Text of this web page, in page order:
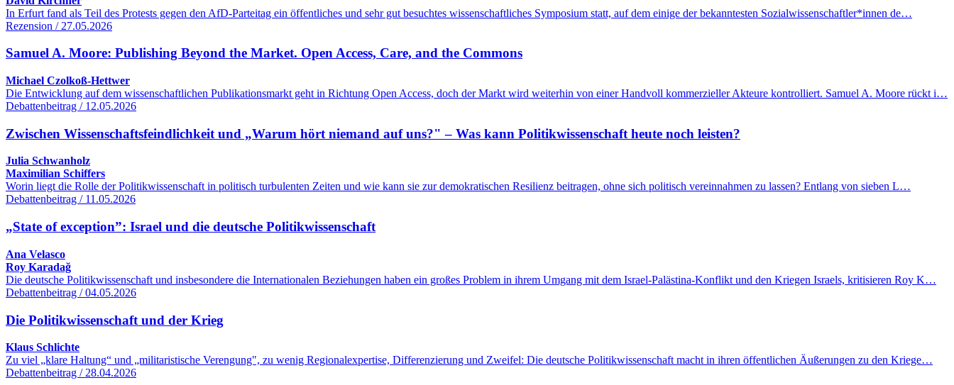
In Erfurt fand als Teil des Protests gegen den AfD-Parteitag ein öffentliches und sehr gut besuchtes wissenschaftliches Symposium statt, auf dem einige der bekanntesten Sozialwissenschaftler*innen de…
Rezension / 27.05.2026
Samuel A. Moore: Publishing Beyond the Market. Open Access, Care, and the Commons
Michael Czolkoß-Hettwer
Die Entwicklung auf dem wissenschaftlichen Publikationsmarkt geht in Richtung Open Access, doch der Markt wird weiterhin von einer Handvoll kommerzieller Akteure kontrolliert. Samuel A. Moore rückt i…
Debattenbeitrag / 12.05.2026
Zwischen Wissenschaftsfeindlichkeit und „Warum hört niemand auf uns?" – Was kann Politikwissenschaft heute noch leisten?
Julia Schwanholz
Maximilian Schiffers
Worin liegt die Rolle der Politikwissenschaft in politisch turbulenten Zeiten und wie kann sie zur demokratischen Resilienz beitragen, ohne sich politisch vereinnahmen zu lassen? Entlang von sieben L…
Debattenbeitrag / 11.05.2026
„State of exception”: Israel und die deutsche Politikwissenschaft
Ana Velasco
Roy Karadağ
Die deutsche Politikwissenschaft und insbesondere die Internationalen Beziehungen haben ein großes Problem in ihrem Umgang mit dem Israel-Palästina-Konflikt und den Kriegen Israels, kritisieren Roy K…
Debattenbeitrag / 04.05.2026
Die Politikwissenschaft und der Krieg
Klaus Schlichte
Zu viel „klare Haltung“ und „militaristische Verengung", zu wenig Regionalexpertise, Differenzierung und Zweifel: Die deutsche Politikwissenschaft macht in ihren öffentlichen Äußerungen zu den Kriege…
Debattenbeitrag / 28.04.2026